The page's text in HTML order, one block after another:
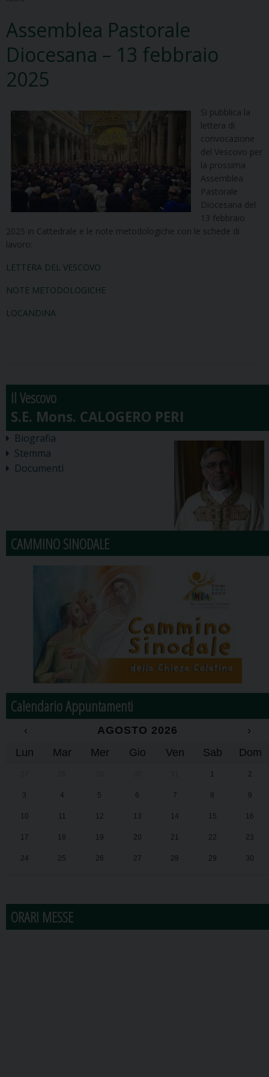
Assemblea Pastorale
Diocesana – 13 febbraio
2025
Si pubblica la
lettera di
convocazione
del Vescovo per
la prossima
Assemblea
Pastorale
Diocesana del
13 febbraio
2025 in Cattedrale e le note metodologiche con le schede di
lavoro:
LETTERA DEL VESCOVO
NOTE METODOLOGICHE
LOCANDINA
Il Vescovo
Biografia
Stemma
Documenti
CAMMINO SINODALE
Calendario Appuntamenti
‹ AGOSTO 2026
›
Lun
Mar Mer Gio Ven Sab Dom
1 2
3 4 5 6 7 8 9
10 11 12 13 14 15 16
17 18 19 20 21 22 23
24 25 26 27 28 29 30
ORARI MESSE